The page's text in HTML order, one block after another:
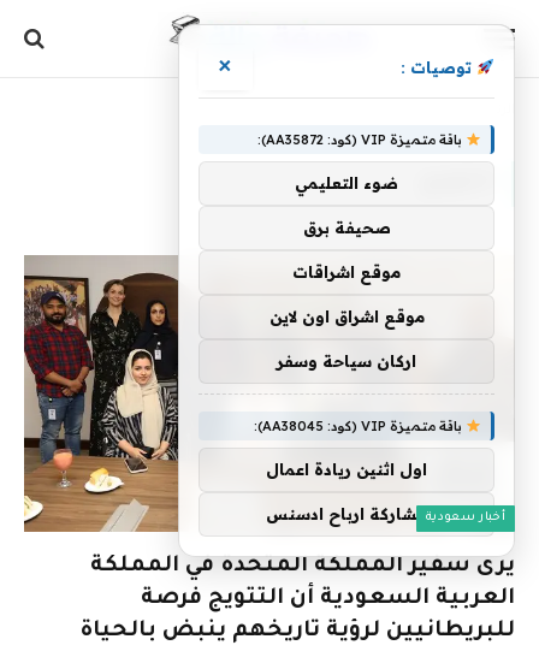
أخبار سعودية
يرى سفير المملكة المتحدة في المملكة
العربية السعودية أن التتويج فرصة
للبريطانيين لرؤية تاريخهم ينبض بالحياة
توصيات : ×
باقة متميزة VIP (كود: AA35872):
ضوء التعليمي
صحيفة برق
موقع اشراقات
موقع اشراق اون لاين
اركان سياحة وسفر
باقة متميزة VIP (كود: AA38045):
اول اثنين ريادة اعمال
مشاركة ارباح ادسنس